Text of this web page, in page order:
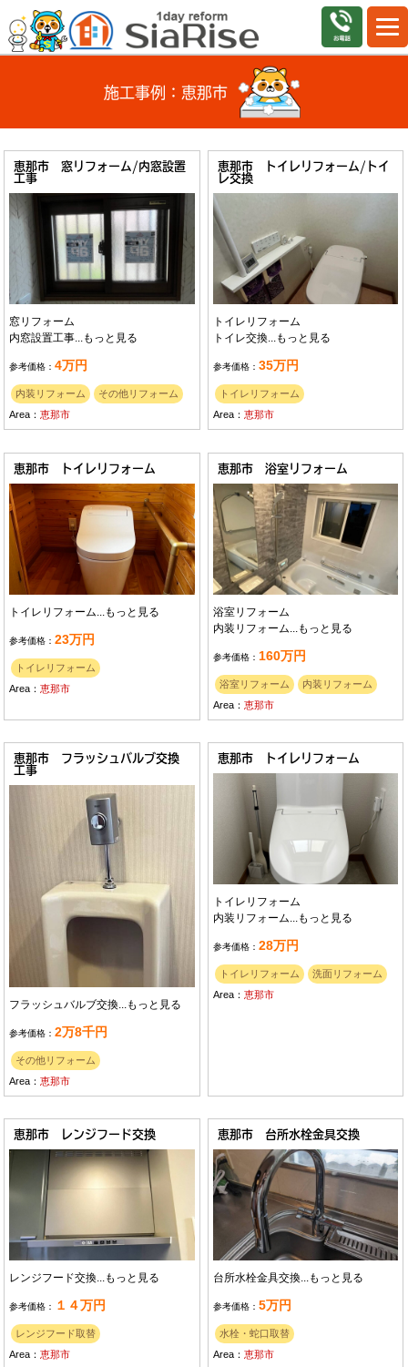
施工事例：恵那市
恵那市 窓リフォーム/内窓設置
工事
窓リフォーム
内窓設置工事...もっと見る
参考価格：4万円
内装リフォーム
その他リフォーム
Area：恵那市
恵那市 トイレリフォーム/トイ
レ交換
トイレリフォーム
トイレ交換...もっと見る
参考価格：35万円
トイレリフォーム
Area：恵那市
恵那市 トイレリフォーム
トイレリフォーム... もっと見る
参考価格：23万円
トイレリフォーム
Area：恵那市
恵那市 浴室リフォーム
浴室リフォーム
内装リフォーム...
もっと見る
参考価格： 160万円
浴室リフォーム
内装リフォーム
Area：恵那市
恵那市 フラッシュバルブ交換
工事
フラッシュバルブ交換...もっと見る
参考価格：2万8千円
その他リフォーム
Area：恵那市
恵那市 トイレリフォーム
トイレリフォーム
内装リフォーム...もっと見る
参考価格：28万円
トイレリフォーム
洗面リフォーム
Area：恵那市
恵那市 レンジフード交換
レンジフード交換...もっと見る
参考価格： １４万円
レンジフード取替
Area：恵那市
恵那市 台所水栓金具交換
台所水栓金具交換...もっと見る
参考価格：5万円
水栓・蛇口取替
Area：恵那市